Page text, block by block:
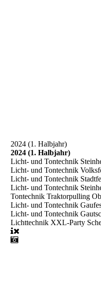
2024 (1. Halbjahr)
2024 (1. Halbjahr)
Licht- und Tontechnik
Licht- und Tontechnik
Licht- und Tontechnik
Licht- und Tontechnik
Tontechnik Traktorpulling
Licht- und Tontechnik
Licht- und Tontechnik
Lichttechnik XXL-Party